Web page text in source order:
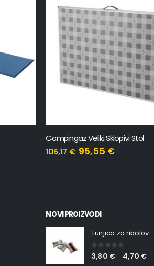
Campingaz Veliki Sklopivi Stol
106,17€ 95,55 €
NOVI PROIZVODI
Tunjica za ribolov
0 out of 5
3,80 € – 4,70 €